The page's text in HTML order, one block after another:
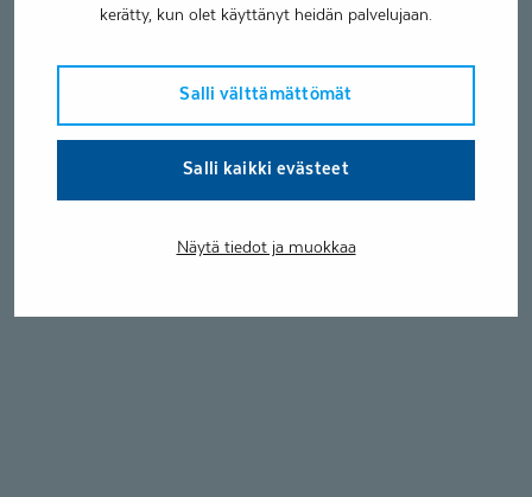
kerätty, kun olet käyttänyt heidän palvelujaan.
Salli välttämättömät
Salli kaikki evästeet
Näytä tiedot ja muokkaa